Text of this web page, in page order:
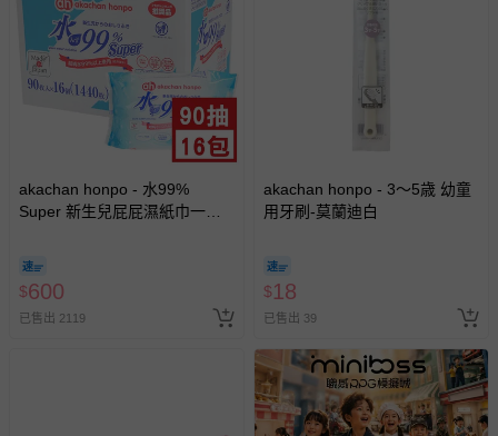
akachan honpo - 水99%
Super 新生兒屁屁濕紙巾一般
$600
已售出 2119
akachan honpo - 3～5歳 幼童
用牙刷-莫蘭迪白
$18
已售出 39